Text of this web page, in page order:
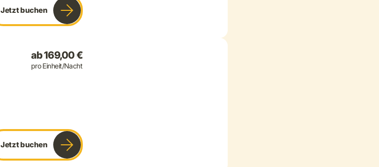
Jetzt buchen
ab 169,00 €
pro Einheit/Nacht
Jetzt buchen